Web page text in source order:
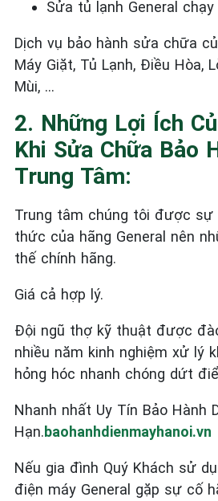
Sửa tủ lạnh General chạy
Dịch vụ bảo hành sửa chữa
Máy Giặt, Tủ Lạnh, Điều Hòa,
Mùi, …
2. Những Lợi Ích
Khi Sửa Chữa Bảo
Trung Tâm:
Trung tâm chúng tôi được sự
thức của hãng General nên
thế chính hãng.
Giá cả hợp lý.
Đội ngũ thợ kỹ thuật được
nhiều năm kinh nghiệm xử lý
hỏng hóc nhanh chóng dứt
Nhanh nhất Uy Tín Bảo Hành
Hạn.baohanhdienmayhanoi.vn
Nếu gia đình Quý Khách sử
điện máy General gặp sự cố